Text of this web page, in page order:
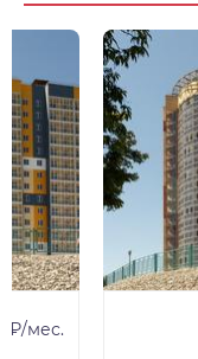
₽/мес.